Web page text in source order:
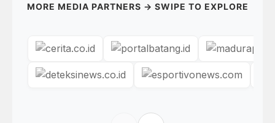
MORE MEDIA PARTNERS → SWIPE TO EXPLORE